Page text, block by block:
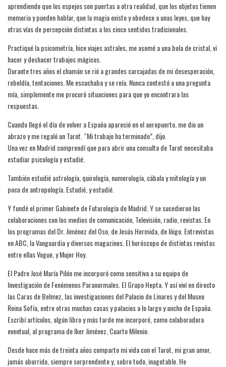
aprendiendo que los espejos son puertas a otra realidad, que los objetos tienen
memoria y pueden hablar, que la magia existe y obedece a unas leyes, que hay
otras vías de percepción distintas a los cinco sentidos tradicionales.
Practiqué la psicometría, hice viajes astrales, me asomé a una bola de cristal, vi
hacer y deshacer trabajos mágicos.
Durante tres años el chamán se rió a grandes carcajadas de mi desesperación,
rebeldía, tentaciones. Me escuchaba y se reía. Nunca contestó a una pregunta
mía, simplemente me procuró situaciones para que yo encontrara las
respuestas.
Cuando llegó el día de volver a España apareció en el aeropuerto, me dio un
abrazo y me regaló un Tarot. “Mi trabajo ha terminado”, dijo.
Una vez en Madrid comprendí que para abrir una consulta de Tarot necesitaba
estudiar psicología y estudié.
También estudié astrología, quirología, numerología, cábala y mitología y un
poco de antropología. Estudié, y estudié.
Y fundé el primer Gabinete de Futurología de Madrid. Y se sucedieron las
colaboraciones con los medios de comunicación, Televisión, radio, revistas. En
los programas del Dr. Jiménez del Oso, de Jesús Hermida, de Iñigo. Entrevistas
en ABC, la Vanguardia y diversos magazines. El horóscopo de distintas revistas
entre ellas Vogue, y Mujer Hoy.
El Padre José María Pilón me incorporó como sensitiva a su equipo de
Investigación de Fenómenos Paranormales. El Grupo Hepta. Y así viví en directo
las Caras de Belmez, las investigaciones del Palacio de Linares y del Museo
Reina Sofía, entre otras muchas casas y palacios a lo largo y ancho de España.
Escribí artículos, algún libro y más tarde me incorporé, como colaboradora
eventual, al programa de Iker Jiménez, Cuarto Milenio.
Desde hace más de treinta años comparto mi vida con el Tarot, mi gran amor,
jamás aburrido, siempre sorprendente y, sobre todo, inagotable. He